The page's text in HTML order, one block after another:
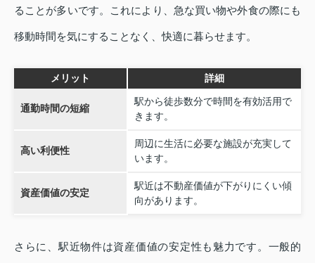
ることが多いです。これにより、急な買い物や外食の際にも
移動時間を気にすることなく、快適に暮らせます。
メリット 詳細
通勤時間の短縮
駅から徒歩数分で時間を有効活用で
きます。
高い利便性
周辺に生活に必要な施設が充実して
います。
資産価値の安定
駅近は不動産価値が下がりにくい傾
向があります。
さらに、駅近物件は資産価値の安定性も魅力です。一般的